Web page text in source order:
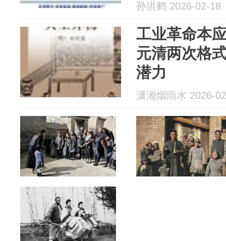
孙洪鹤 2026-02-18
工业革命本
元清两次格
潜力
潇湘烟雨水 2026-